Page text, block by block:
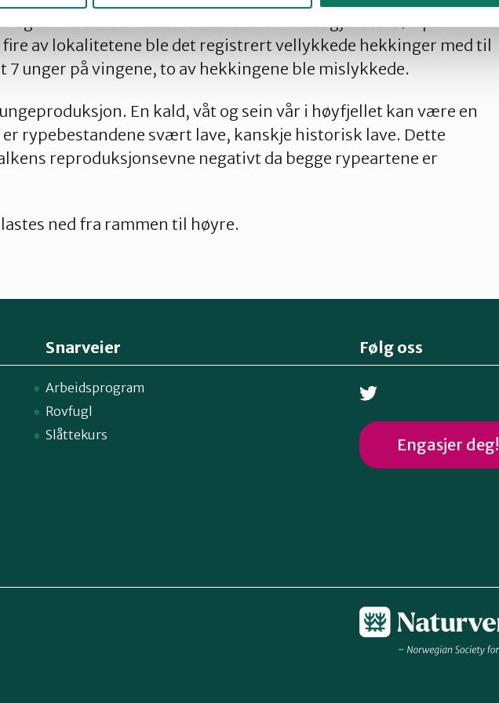
fugler. På seks av disse lokalitetene ble det gjort forsøk på
av lokalitetene ble det registrert vellykkede hekkinger med til
7 unger på vingene, to av hekkingene ble mislykkede.
En kald, våt og sein vår i høyfjellet kan være en
rypebestandene svært lave, kanskje historisk lave. Dette
reproduksjonsevne negativt da begge rypeartene er
ned fra rammen til høyre.
Snarveier
Arbeidsprogram
Rovfugl
Slåttekurs
Følg oss
Engasjer deg!